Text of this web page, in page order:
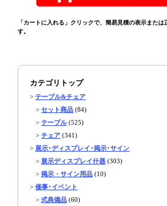
「カートに入れる」クリックで、簡易見積の表示または
す。
カテゴリトップ
>テーブル&チェア
>セット商品 (84)
>テーブル(525)
>チェア (341)
> 展示･ディスプレイ･掲示･サイン
> 展示ディスプレイ什器 (303)
>掲示・サイン用品 (10)
>催事･イベント
>式典備品 (60)